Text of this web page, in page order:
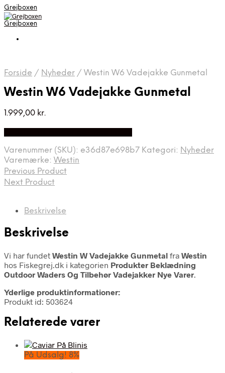
Grejboxen
Grejboxen
Forside / Nyheder / Westin W6 Vadejakke Gunmetal
Westin W6 Vadejakke Gunmetal
1.999,00 kr.
Varenummer (SKU): e36d87e698b7 Kategori: Nyheder
Varemærke: Westin
Previous Product
Next Product
Beskrivelse
Beskrivelse
Vi har fundet Westin W Vadejakke Gunmetal fra Westin
hos Fiskegrej.dk i kategorien Produkter Beklædning
Outdoor Waders Og Tilbehør Vadejakker Nye Varer.
Yderlige produktinformationer:
Produkt id: 503624
Relaterede varer
På Udsalg! 8%